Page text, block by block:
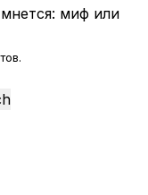
миф или